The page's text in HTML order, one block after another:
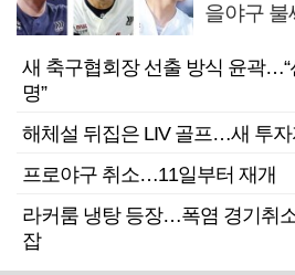
을야구 불
새 축구협회장 선출 방식 윤곽
명”
해체설 뒤집은 LIV 골프…새 투자
프로야구 취소…11일부터 재개
라커룸 냉탕 등장…폭염 경기취
잡